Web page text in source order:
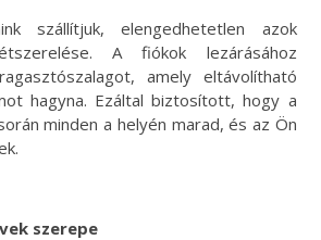
szállítjuk, elengedhetetlen azok
A fiókok lezárásához
amely eltávolítható
hagyna. Ezáltal biztosított, hogy a
minden a helyén marad, és az Ön
szerepe